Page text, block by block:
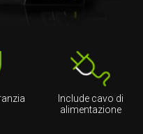
Include cavo di
alimentazione